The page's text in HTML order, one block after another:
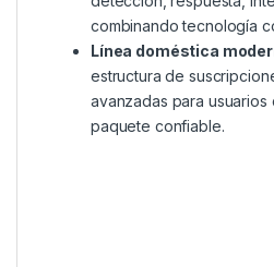
combinando tecnología
Línea doméstica
estructura de
avanzadas para usuarios
paquete confiable.